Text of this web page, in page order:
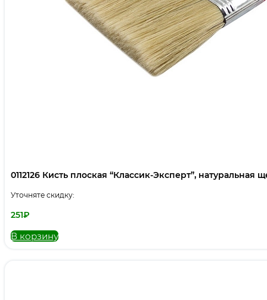
0112126 Кисть плоская “Классик-Эксперт”, натуральная
Уточняте скидку:
251₽
В корзину